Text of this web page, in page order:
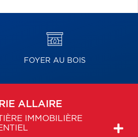
FOYER AU BOIS
ALLAIRE
IMMOBILIÈRE